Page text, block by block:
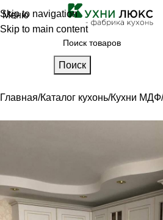
Skip to navigation
Skip to main content
Меню
Поиск
Главная Каталог кухонь Кухни МДФ